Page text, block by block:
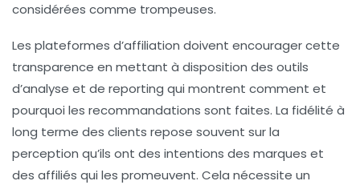
considérées comme trompeuses.
Les plateformes d’affiliation doivent encourager cette
transparence en mettant à disposition des outils
d’analyse et de reporting qui montrent comment et
pourquoi les recommandations sont faites. La fidélité à
long terme des clients repose souvent sur la
perception qu’ils ont des intentions des marques et
des affiliés qui les promeuvent. Cela nécessite un